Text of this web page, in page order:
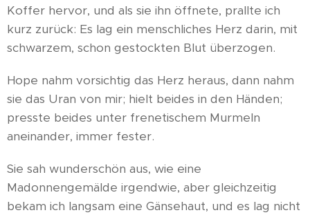
Koffer hervor, und als sie ihn öffnete, prallte ich
kurz zurück: Es lag ein menschliches Herz darin, mit
schwarzem, schon gestockten Blut überzogen.
Hope nahm vorsichtig das Herz heraus, dann nahm
sie das Uran von mir; hielt beides in den Händen;
presste beides unter frenetischem Murmeln
aneinander, immer fester.
Sie sah wunderschön aus, wie eine
Madonnengemälde irgendwie, aber gleichzeitig
bekam ich langsam eine Gänsehaut, und es lag nicht